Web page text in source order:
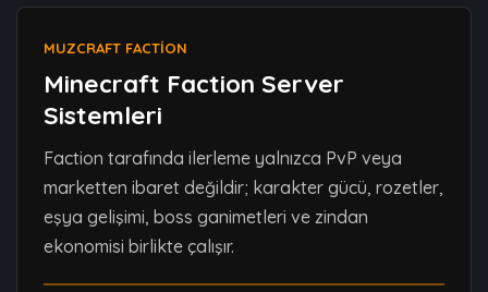
MUZCRAFT FACTION
Minecraft Faction Server
Sistemleri
Faction tarafında ilerleme yalnızca PvP veya
marketten ibaret değildir; karakter gücü, rozetler,
eşya gelişimi, boss ganimetleri ve zindan
ekonomisi birlikte çalışır.